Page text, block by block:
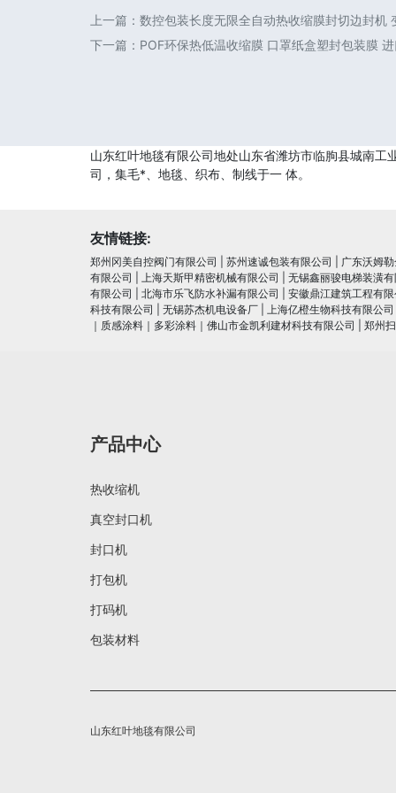
上一篇： 数控包装长度无限全自动热收缩膜封切边封机
下一篇： POF环保热低温收缩膜 口罩纸盒塑封包装膜
山东红叶地毯有限公司地处山东省潍坊市临朐县城南
司，集毛*、地毯、织布、制线于一 体。
友情链接:
郑州冈美自控阀门有限公司 苏州速诚包装有限公司
广东沃姆
有限公司
上海天斯甲精密机械有限公司
无锡鑫丽骏电梯装潢
有限公司
北海市乐飞防水补漏有限公司
安徽鼎江建筑工程有
科技有限公司
无锡苏杰机电设备厂 上海亿橙生物科技有限公司
｜质感涂料｜多彩涂料｜佛山市金凯利建材科技有限公司
郑州
产品中心
热收缩机
真空封口机
封口机
打包机
打码机
包装材料
山东红叶地毯有限公司